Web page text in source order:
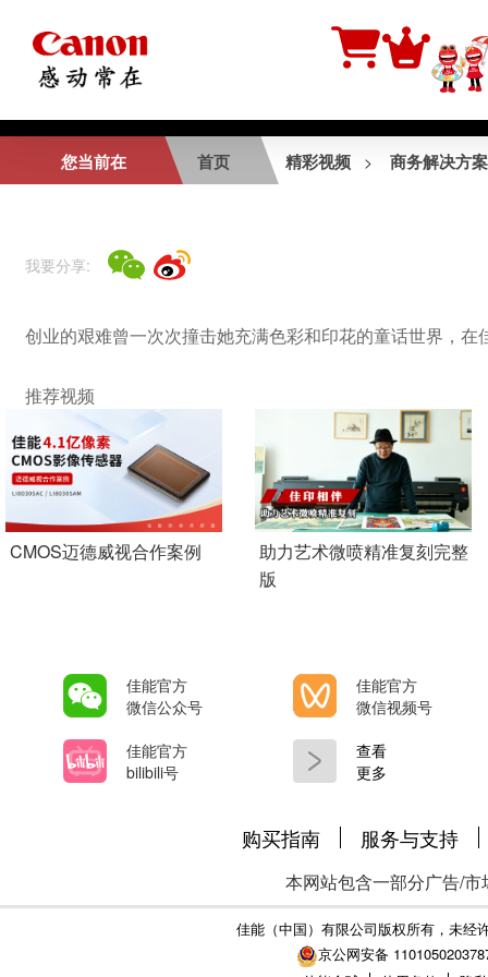
相关视频
专业展览级输出工作
室
SDK照相亭行业应用
实例
Add Pagination
您当前在 首页 精彩视频 > 商务解决方案
我要分享:
创业的艰难曾一次次撞击她充满色彩和印花的童话世界，
推荐视频
CMOS迈德威视合作案例
助力艺术微喷精准复刻完整
版
佳能官方
微信公众号
佳能官方
微信视频号
佳能官方
bilibili号
查看
更多
购买指南 服务与支持
本网站包含一部分广告/
佳能（中国）有限公司版权所有，未经
京公网安备